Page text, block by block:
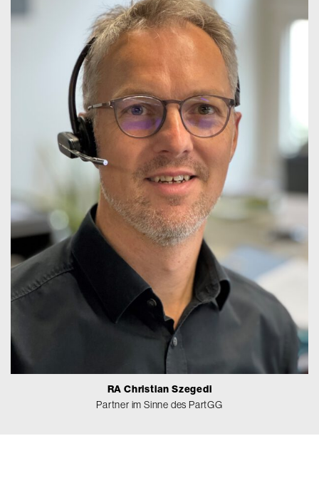
RA Christian Szegedi
Partner im Sinne des PartGG